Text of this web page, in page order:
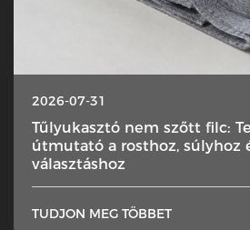
2026-07-31
Tűlyukasztó nem szőtt filc:
útmutató a rosthoz, súlyhoz
választáshoz
TUDJON MEG TÖBBET